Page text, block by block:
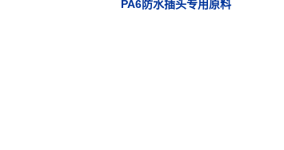
PA6防水插头专用原料